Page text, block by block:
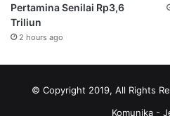
Pertamina Senilai Rp3,6
Triliun
2 hours ago
© Copyright 2019, All Rights
Komunika -